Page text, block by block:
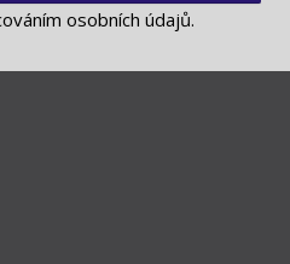
osobních údajů.